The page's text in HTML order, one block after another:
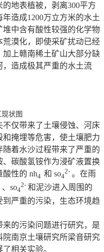
地表植被，剥离300平方
造成1200万立方米的水土
中含有酸性较强的化学物
漠化，即使采矿扰动已经
上赣南稀土矿山大部分缺
造成极其严重的水土流
状图
仅带来了土壤侵蚀、河床
掩埋等危害，使土壤肥力
着水沙过程带来了严重的
碳酸氢铵作为浸矿液置换
性的 nh4 和 so4
2- 。在雨
、so4
2- 和泥沙进入周围的
严重的污染，生态环境趋
的污染问题进行研究，是
南京土壤研究所梁音研究
相关实验。